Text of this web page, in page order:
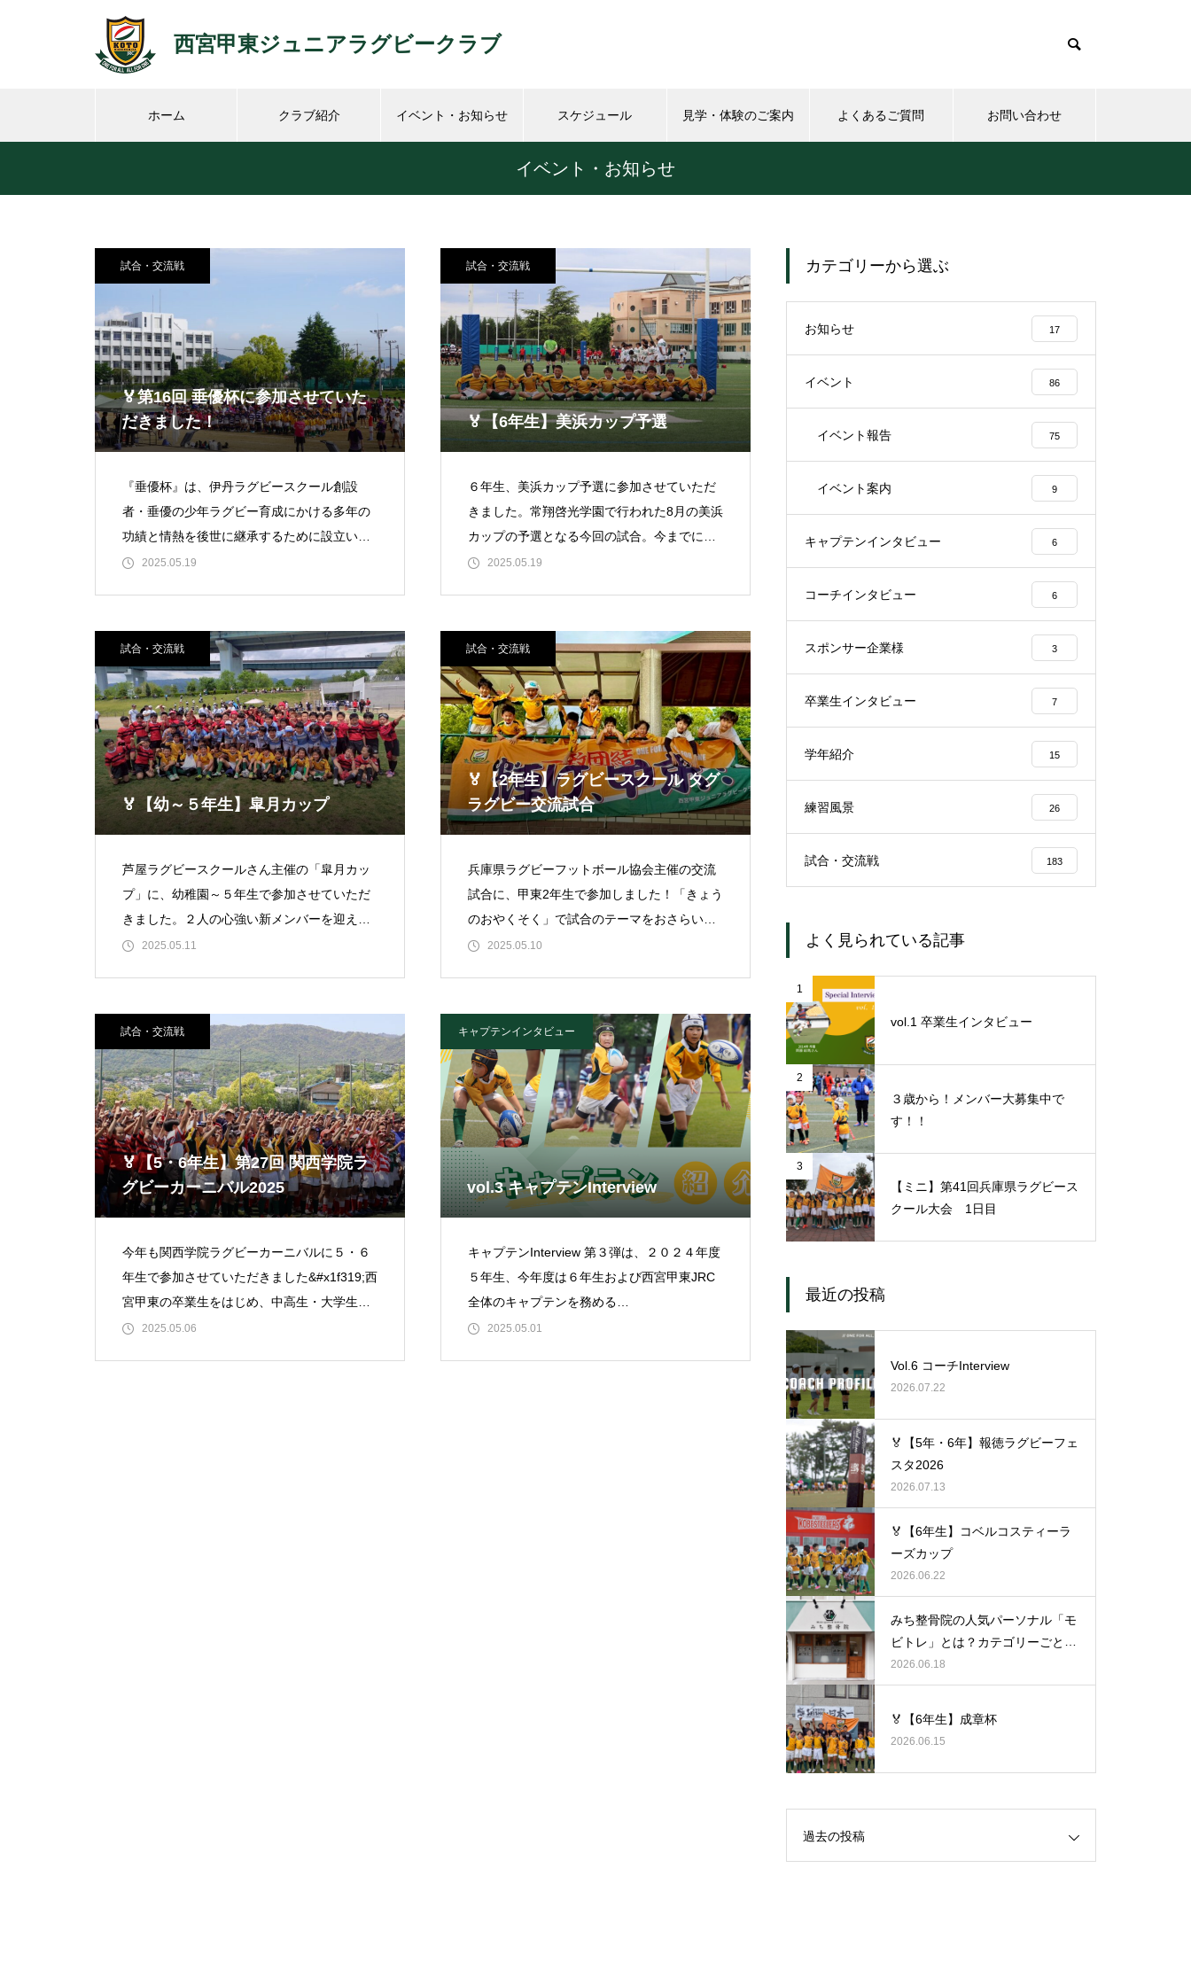
西宮甲東ジュニアラグビークラブ
ホーム クラブ紹介 イベント・お知らせ スケジュール 見学・体験のご案内 よくあるご質問 お問い合わせ
イベント・お知らせ
試合・交流戦
🏅第16回 垂優杯に参加させていた
だきました！
『垂優杯』は、伊丹ラグビースクール創設
者・垂優の少年ラグビー育成にかける多年の
功績と情熱を後世に継承するために設立いた
しました。ー伊丹ラグビースクール様
2025.05.19
試合・交流戦
🏅【6年生】美浜カップ予選
６年生、美浜カップ予選に参加させていただ
きました。常翔啓光学園で行われた8月の美浜
カップの予選となる今回の試合。今までに対
戦したことのないチームとの試合もあり、と
2025.05.19
試合・交流戦
🏅【幼～５年生】皐月カップ
芦屋ラグビースクールさん主催の「皐月カッ
プ」に、幼稚園～５年生で参加させていただ
きました。２人の心強い新メンバーを迎えて
の初試合に、選手たちもコーチも大喜び！
2025.05.11
試合・交流戦
🏅【2年生】ラグビースクール タグ
ラグビー交流試合
兵庫県ラグビーフットボール協会主催の交流
試合に、甲東2年生で参加しました！「きょう
のおやくそく」で試合のテーマをおさらいす
るも、初めての会場、強そうな対戦チーム、
2025.05.10
試合・交流戦
🏅【5・6年生】第27回 関西学院ラ
グビーカーニバル2025
今年も関西学院ラグビーカーニバルに５・６
年生で参加させていただきました&#x1f319;西
宮甲東の卒業生をはじめ、中高生・大学生が
練習サポートに入ってくださったり、試合前
2025.05.06
キャプテンインタビュー
vol.3 キャプテンInterview
キャプテンInterview 第３弾は、２０２４年度
５年生、今年度は６年生および西宮甲東JRC
全体のキャプテンを務める
EIKICHI&#x1f4e2;&#x2728;甲東歴は９年目！
2025.05.01
カテゴリーから選ぶ
お知らせ 17
イベント 86
イベント報告 75
イベント案内 9
キャプテンインタビュー 6
コーチインタビュー 6
スポンサー企業様 3
卒業生インタビュー 7
学年紹介 15
練習風景 26
試合・交流戦 183
よく見られている記事
1
vol.1 卒業生インタビュー
2
３歳から！メンバー大募集中で
す！！
3
【ミニ】第41回兵庫県ラグビース
クール大会 1日目
最近の投稿
Vol.6 コーチInterview
2026.07.22
🏅【5年・6年】報徳ラグビーフェ
スタ2026
2026.07.13
🏅【6年生】コベルコスティーラ
ーズカップ
2026.06.22
みち整骨院の人気パーソナル「モ
ビトレ」とは？カテゴリーごとの
ラグビーの悩みをヒントに考え
る、身体のケア
2026.06.18
🏅【6年生】成章杯
2026.06.15
過去の投稿